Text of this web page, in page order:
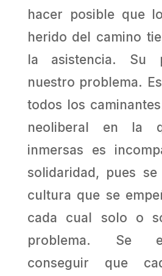
hacer posible que
herido del camino
la asistencia. Su
nuestro problema.
todos los
neoliberal en la
inmersas es
solidaridad, pues
cultura que se
cada cual solo o
problema. Se
conseguir que